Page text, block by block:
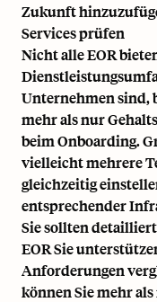
Zukunft
Services prüfen
Nicht alle EOR
Unternehmen sind,
mehr als nur
beim Onboarding.
vielleicht mehrere
gleichzeitig
entsprechender
Sie sollten
EOR Sie
Anforderungen
können Sie mehr